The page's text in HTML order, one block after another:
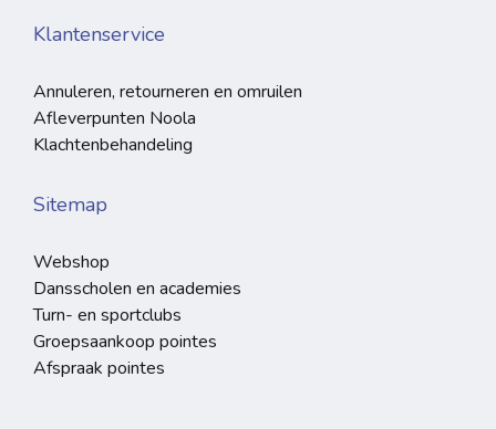
Klantenservice
Annuleren, retourneren en omruilen
Afleverpunten Noola
Klachtenbehandeling
Sitemap
Webshop
Dansscholen en academies
Turn- en sportclubs
Groepsaankoop pointes
Afspraak pointes